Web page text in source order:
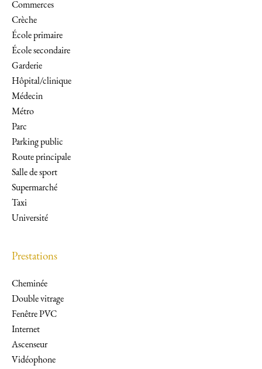
Commerces
Crèche
École primaire
École secondaire
Garderie
Hôpital/clinique
Médecin
Métro
Parc
Parking public
Route principale
Salle de sport
Supermarché
Taxi
Université
Prestations
Cheminée
Double vitrage
Fenêtre PVC
Internet
Ascenseur
Vidéophone